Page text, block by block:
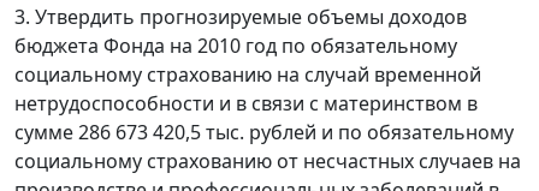
3. Утвердить прогнозируемые объемы доходов
бюджета Фонда на 2010 год по обязательному
социальному страхованию на случай временной
нетрудоспособности и в связи с материнством в
сумме 286 673 420,5 тыс. рублей и по обязательному
социальному страхованию от несчастных случаев на